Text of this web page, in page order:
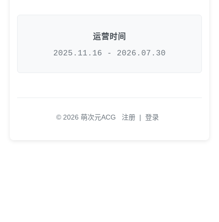
运营时间
2025.11.16 - 2026.07.30
© 2026 萌次元ACG 注册 | 登录